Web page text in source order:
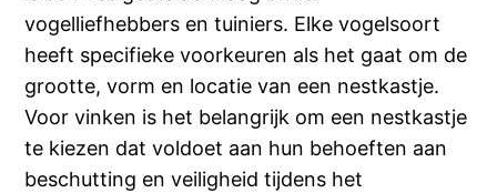
vogelliefhebbers en tuiniers. Elke vogelsoort
heeft specifieke voorkeuren als het gaat om de
grootte, vorm en locatie van een nestkastje.
Voor vinken is het belangrijk om een nestkastje
te kiezen dat voldoet aan hun behoeften aan
beschutting en veiligheid tijdens het